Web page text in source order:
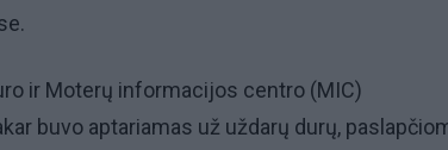
ir Moterų informacijos centro (MIC)
buvo aptariamas už uždarų durų,